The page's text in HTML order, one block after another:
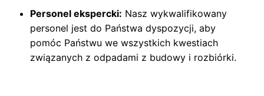
Personel ekspercki: Nasz wykwalifikowany
personel jest do Państwa dyspozycji, aby
pomóc Państwu we wszystkich kwestiach
związanych z odpadami z budowy i rozbiórki.